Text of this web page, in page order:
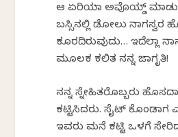
ಆ ಏರಿಯಾ ಅವೊಯ್ಡ್
ಬಸ್ಸಿನಲ್ಲಿ ಡೋಲು ನಾಗಸ್ವರ
ಕೂರದಿರುವುದು… ಇದೆಲ್ಲಾ
ಮೂಲಕ ಕಲಿತ ನನ್ನ ಜಾಗೃತಿ!
ನನ್ನ ಸ್ನೇಹಿತರೊಬ್ಬರು
ಕಟ್ಟಿಸಿದರು. ಸೈಟ್ ಕೊಂಡಾಗ
ಇವರು ಮನೆ ಕಟ್ಟಿ ಒಳಗೆ